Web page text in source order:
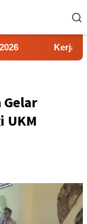
Kerja Buruh
UKM